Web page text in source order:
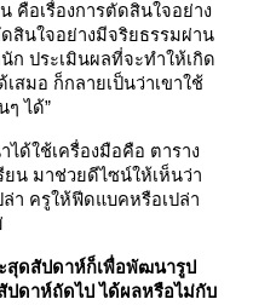
คือเรื่องการตัดสินใจอย่าง
สินใจอย่างมีจริยธรรมผ่าน
ก ประเมินผลที่จะทำให้เกิด
สมอ ก็กลายเป็นว่าเขาใช้
ได้”
ด้ใช้เครื่องมือคือ ตาราง
ยน มาช่วยดีไซน์ให้เห็นว่า
ล่า ครูให้ฟีดแบคหรือเปล่า
สุดสัปดาห์ก็เพื่อพัฒนารูป
ปดาห์ถัดไป ได้ผลหรือไม่กับ